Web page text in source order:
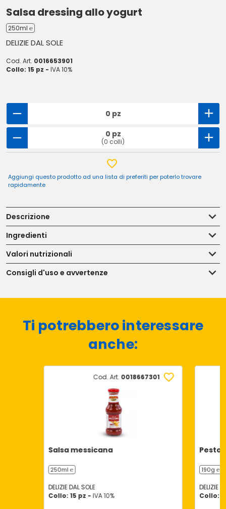
Salsa dressing allo yogurt
250ml ℮
DELIZIE DAL SOLE
Cod. Art. 0016653901
Collo: 15 pz - IVA 10%
0 pz
0 pz
(0 colli)
Aggiungi questo prodotto ad una lista di preferiti per poterlo trovare
rapidamente
Descrizione
Ingredienti
Valori nutrizionali
Consigli d'uso e avvertenze
Ti potrebbero interessare
anche:
Cod. Art. 0018667301
Salsa messicana
250ml ℮
DELIZIE DAL SOLE
Collo: 15 pz - IVA 10%
Pesto
190g ℮
DELIZIE
Collo: